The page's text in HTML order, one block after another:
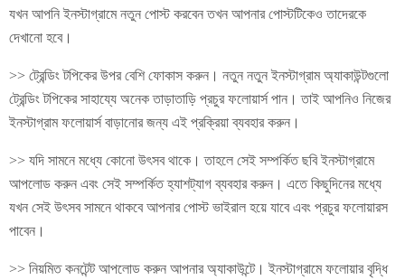
যখন আপনি ইনস্টাগ্রামে নতুন পোস্ট করবেন তখন আপনার পোস্টটিকেও তাদেরকে
দেখানো হবে।
>> ট্রেন্ডিং টপিকের উপর বেশি ফোকাস করুন। নতুন নতুন ইনস্টাগ্রাম অ্যাকাউন্টগুলো
ট্রেন্ডিং টপিকের সাহায্যে অনেক তাড়াতাড়ি প্রচুর ফলোয়ার্স পান। তাই আপনিও নিজের
ইনস্টাগ্রাম ফলোয়ার্স বাড়ানোর জন্য এই প্রক্রিয়া ব্যবহার করুন।
>> যদি সামনে মধ্যে কোনো উৎসব থাকে। তাহলে সেই সম্পর্কিত ছবি ইনস্টাগ্রামে
আপলোড করুন এবং সেই সম্পর্কিত হ্যাশট্যাগ ব্যবহার করুন। এতে কিছুদিনের মধ্যে
যখন সেই উৎসব সামনে থাকবে আপনার পোস্ট ভাইরাল হয়ে যাবে এবং প্রচুর ফলোয়ারস
পাবেন।
>> নিয়মিত কনটেন্ট আপলোড করুন আপনার অ্যাকাউন্টে। ইনস্টাগ্রামে ফলোয়ার বৃদ্ধি